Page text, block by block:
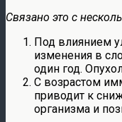
Связано это с
Под влиянием
изменения в
один год.
С возрастом
приводит к
организма и